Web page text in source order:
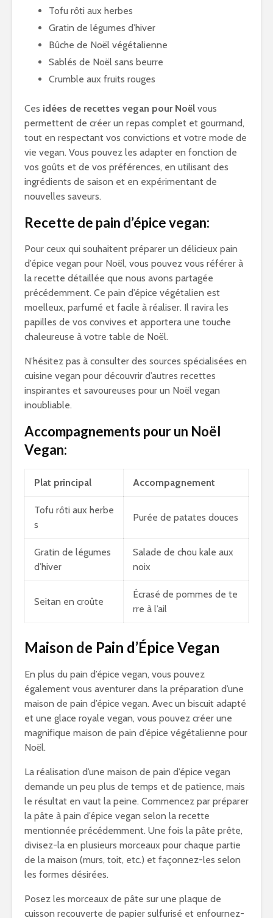
Tofu rôti aux herbes
Gratin de légumes d’hiver
Bûche de Noël végétalienne
Sablés de Noël sans beurre
Crumble aux fruits rouges
Ces idées de recettes vegan pour Noël vous
permettent de créer un repas complet et gourmand,
tout en respectant vos convictions et votre mode de
vie vegan. Vous pouvez les adapter en fonction de
vos goûts et de vos préférences, en utilisant des
ingrédients de saison et en expérimentant de
nouvelles saveurs.
Recette de pain d’épice vegan:
Pour ceux qui souhaitent préparer un délicieux pain
d’épice vegan pour Noël, vous pouvez vous référer à
la recette détaillée que nous avons partagée
précédemment. Ce pain d’épice végétalien est
moelleux, parfumé et facile à réaliser. Il ravira les
papilles de vos convives et apportera une touche
chaleureuse à votre table de Noël.
N’hésitez pas à consulter des sources spécialisées en
cuisine vegan pour découvrir d’autres recettes
inspirantes et savoureuses pour un Noël vegan
inoubliable.
Accompagnements pour un Noël
Vegan:
Plat principal Accompagnement
Tofu rôti aux herbe
s
Purée de patates douces
Gratin de légumes
d’hiver
Salade de chou kale aux
noix
Seitan en croûte
Écrasé de pommes de te
rre à l’ail
Maison de Pain d’Épice Vegan
En plus du pain d’épice vegan, vous pouvez
également vous aventurer dans la préparation d’une
maison de pain d’épice vegan. Avec un biscuit adapté
et une glace royale vegan, vous pouvez créer une
magnifique maison de pain d’épice végétalienne pour
Noël.
La réalisation d’une maison de pain d’épice vegan
demande un peu plus de temps et de patience, mais
le résultat en vaut la peine. Commencez par préparer
la pâte à pain d’épice vegan selon la recette
mentionnée précédemment. Une fois la pâte prête,
divisez-la en plusieurs morceaux pour chaque partie
de la maison (murs, toit, etc.) et façonnez-les selon
les formes désirées.
Posez les morceaux de pâte sur une plaque de
cuisson recouverte de papier sulfurisé et enfournez-